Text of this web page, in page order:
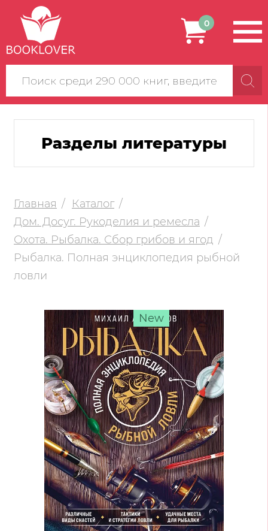
Поиск
по
сайту
0
Разделы литературы
Главная
Каталог
Дом. Досуг. Рукоделия и ремесла
Охота. Рыбалка. Сбор грибов и ягод
Рыбалка. Полная энциклопедия рыбной
ловли
New